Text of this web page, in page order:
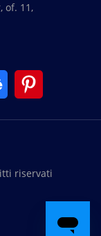
of. 11,
riservati